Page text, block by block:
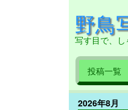
野鳥
写す目で、し
投稿一覧
2026年8月